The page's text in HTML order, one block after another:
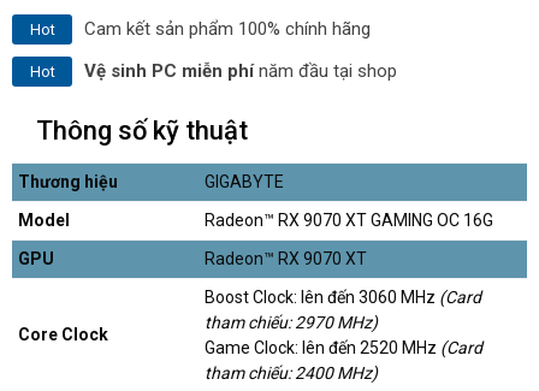
Hot Cam kết sản phẩm 100% chính hãng
Hot Vệ sinh PC miễn phínăm đầu tại shop
Thông số kỹ thuật
Thương hiệu
GIGABYTE
Model
Radeon™ RX 9070 XT GAMING OC 16G
GPU
Radeon™ RX 9070 XT
Core Clock
Boost Clock: lên đến 3060 MHz (Card
tham chiếu: 2970 MHz)
Game Clock: lên đến 2520 MHz (Card
tham chiếu: 2400 MHz)